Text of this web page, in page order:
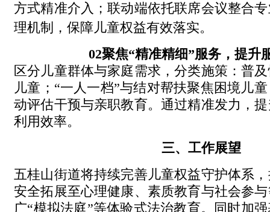
方式精准介入；联动端依托联席会议整合
理机制，保障儿童权益有效落实。
02聚焦“精准精细”服务， 提升
区分儿童群体与家庭需求，分类施策：普
儿童；“一人一档”与结对帮扶聚焦困境儿
动评估干预与亲职教育。通过精准发力，
利用效率。
三、工作展望
五桂山街道将持续完善儿童权益守护体系
安全拓展至心理健康、素质教育与社会参
广“模拟法庭”等体验式法治教育。同时加